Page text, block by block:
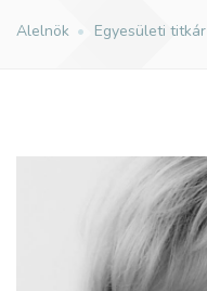
Alelnök • Egyesületi titkár